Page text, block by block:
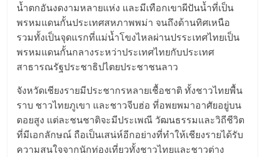
น้ำตกอันงดงามหลายแห่ง และมีเทือกเขาผีปันน้ำที่เป็น
พรหมแดนกั้นประเทศสหภาพพม่า จนถึงด้านทิศเหนือ
รวมทั้งเป็นจุดแรกที่แม่น้ำโขงไหลผ่านปรระเทศไทยเป็น
พรหมแดนกั้นกลางระหว่าประเทศไทยกับประเทศ
สาธารณรัฐประชาธิปไตยประชาชนลาว
จังหวัดเชียงรายมีประชากรหลายเชื้อชาติ ทั้งชาวไทยพื้น
ราบ ชาวไทยภูเขา และชาวจีบฮ่อ ที่อพยพมาอาศัยอยู่บน
ดอยสูง แต่ละชนชาติจะมีประเพณี วัฒนธรรมและวิถีชีวิต
ที่มีเอกลักษณ์ ถือเป็นเสน่ห์อีกอย่างที่ทำให้เชียงรายได้รับ
ความสนใจจากนักท่องเที่ยวทั้งชาวไทยและชาวต่าง